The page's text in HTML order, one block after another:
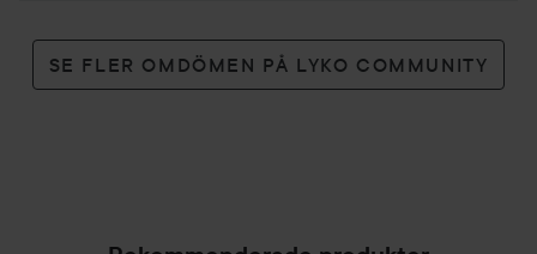
SE FLER OMDÖMEN PÅ LYKO COMMUNITY